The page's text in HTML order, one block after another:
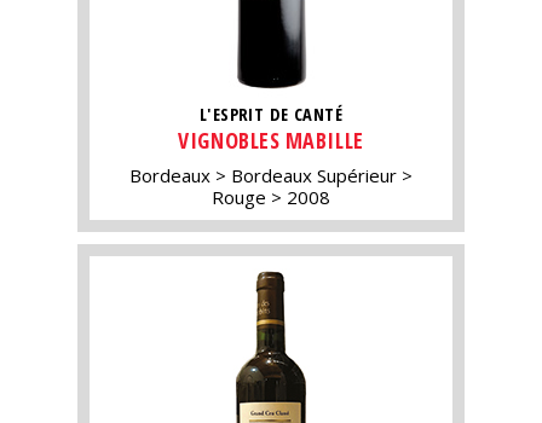
L'ESPRIT DE CANTÉ
VIGNOBLES MABILLE
Bordeaux
Bordeaux Supérieur
Rouge
2008